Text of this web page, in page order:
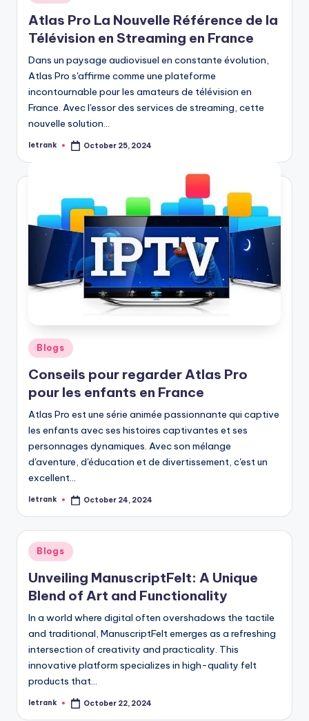
in
Atlas Pro La Nouvelle Référence de la
Télévision en Streaming en France
Dans un paysage audiovisuel en constante évolution,
Atlas Pro s'affirme comme une plateforme
incontournable pour les amateurs de télévision en
France. Avec l'essor des services de streaming, cette
nouvelle solution…
Posted
letrank October 25, 2024
Posted
Blogs
Conseils pour regarder Atlas Pro
pour les enfants en France
Atlas Pro est une série animée passionnante qui captive
les enfants avec ses histoires captivantes et ses
personnages dynamiques. Avec son mélange
d'aventure, d'éducation et de divertissement, c'est un
excellent…
Posted
letrank October 24, 2024
Posted
in
Blogs
Unveiling ManuscriptFelt: A Unique
Blend of Art and Functionality
In a world where digital often overshadows the tactile
and traditional, ManuscriptFelt emerges as a refreshing
intersection of creativity and practicality. This
innovative platform specializes in high-quality felt
products that…
Posted
letrank October 22, 2024